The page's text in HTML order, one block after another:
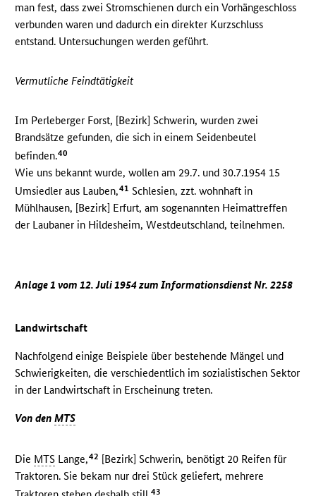
man fest, dass zwei Stromschienen durch ein Vorhängeschloss
verbunden waren und dadurch ein direkter Kurzschluss
entstand. Untersuchungen werden geführt.
Vermutliche Feindtätigkeit
Im Perleberger Forst, [Bezirk] Schwerin, wurden zwei
Brandsätze gefunden, die sich in einem Seidenbeutel
befinden.40
Wie uns bekannt wurde, wollen am 29.7. und 30.7.1954 15
Umsiedler aus Lauben,41 Schlesien, zzt. wohnhaft in
Mühlhausen, [Bezirk] Erfurt, am sogenannten Heimattreffen
der Laubaner in Hildesheim, Westdeutschland, teilnehmen.
Anlage 1 vom 12. Juli 1954 zum Informationsdienst Nr. 2258
Landwirtschaft
Nachfolgend einige Beispiele über bestehende Mängel und
Schwierigkeiten, die verschiedentlich im sozialistischen Sektor
in der Landwirtschaft in Erscheinung treten.
Von denMTS
Die MTS Lange,42 [Bezirk] Schwerin, benötigt 20 Reifen für
Traktoren. Sie bekam nur drei Stück geliefert, mehrere
43